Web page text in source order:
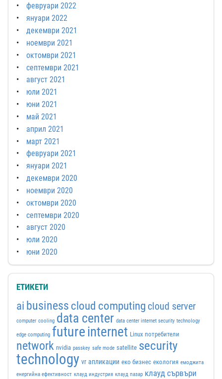
февруари 2022
януари 2022
декември 2021
ноември 2021
октомври 2021
септември 2021
август 2021
юли 2021
юни 2021
май 2021
април 2021
март 2021
февруари 2021
януари 2021
декември 2020
ноември 2020
октомври 2020
септември 2020
август 2020
юли 2020
юни 2020
ЕТИКЕТИ
ai business cloud computing cloud server
computer cooling data center data center internet security technology
edge computing futureinternet Linux потребители
network nvidia passkey safe mode satellite security
technology vr апликации еко бизнес екология емоджита
енергийна ефективност клауд индустрия клауд пазар клауд сървъри